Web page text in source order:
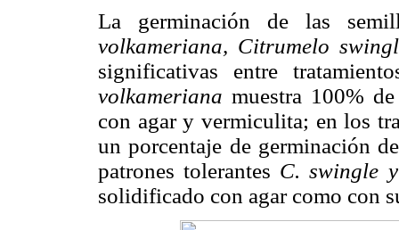
La germinación de las
volkameriana, Citrumelo
significativas entre
volkameriana muestra 100%
con agar y vermiculita; en los
un porcentaje de germinación
patrones tolerantes C. swingle
solidificado con agar como con